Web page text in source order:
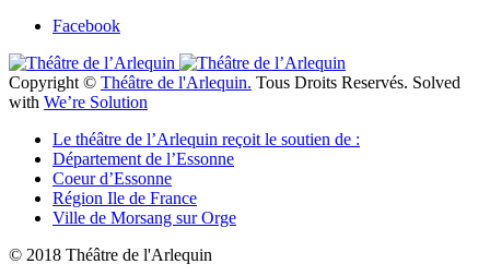
Facebook
Copyright © Théâtre de l'Arlequin. Tous Droits Reservés. Solved
with We’re Solution
Le théâtre de l’Arlequin reçoit le soutien de :
Département de l’Essonne
Coeur d’Essonne
Région Ile de France
Ville de Morsang sur Orge
© 2018 Théâtre de l'Arlequin